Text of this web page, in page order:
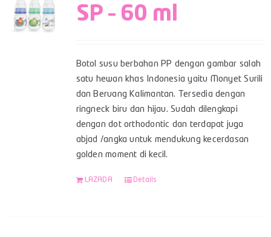
SP – 60 ml
Botol susu berbahan PP dengan gambar salah
satu hewan khas Indonesia yaitu Monyet Surili
dan Beruang Kalimantan. Tersedia dengan
ringneck biru dan hijau. Sudah dilengkapi
dengan dot orthodontic dan terdapat juga
abjad /angka untuk mendukung kecerdasan
golden moment di kecil.
LAZADA Details